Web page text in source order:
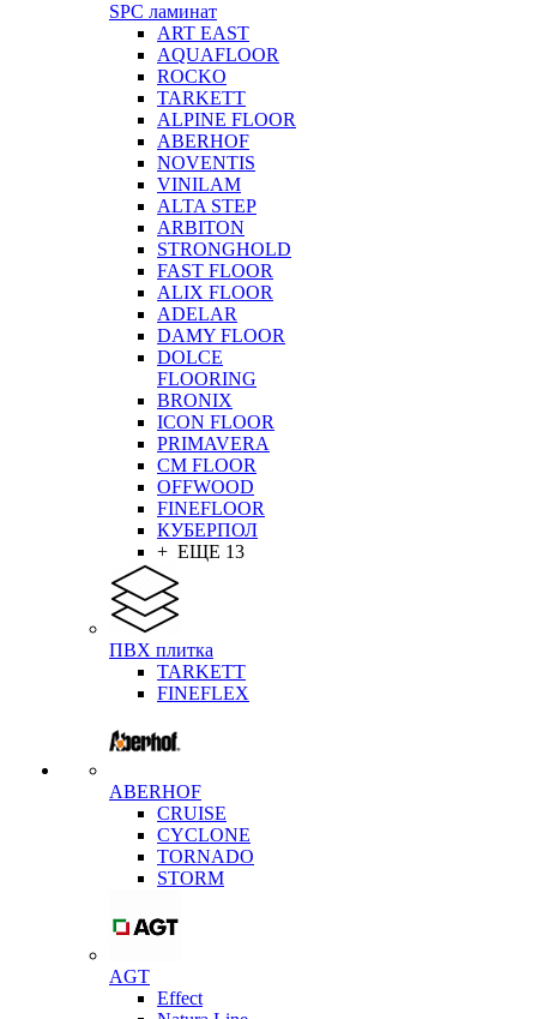
SPC ламинат
ART EAST
AQUAFLOOR
ROCKO
TARKETT
ALPINE FLOOR
ABERHOF
NOVENTIS
VINILAM
ALTA STEP
ARBITON
STRONGHOLD
FAST FLOOR
ALIX FLOOR
ADELAR
DAMY FLOOR
DOLCE
FLOORING
BRONIX
ICON FLOOR
PRIMAVERA
CM FLOOR
OFFWOOD
FINEFLOOR
КУБЕРПОЛ
+ ЕЩЕ 13
ПВХ плитка
TARKETT
FINEFLEX
ABERHOF
CRUISE
CYCLONE
TORNADO
STORM
AGT
Effect